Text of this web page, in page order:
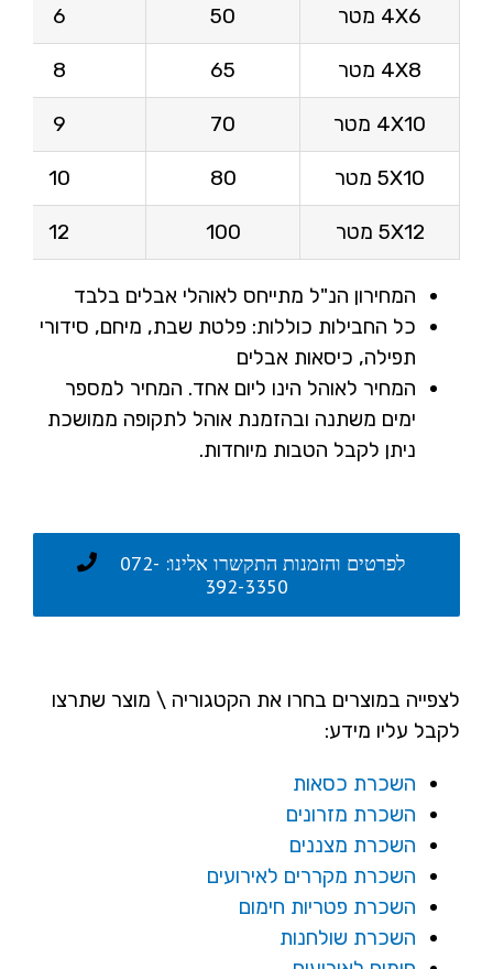
4X6 מטר 50
6
4X8 מטר 65
8
4X10 מטר 70
9
5X10 מטר 80
10
5X12 מטר 100
12
המחירון הנ"ל מתייחס לאוהלי אבלים בלבד
כל החבילות כוללות: פלטת שבת, מיחם, סידורי
תפילה, כיסאות אבלים
המחיר לאוהל הינו ליום אחד. המחיר למספר
ימים משתנה ובהזמנת אוהל לתקופה ממושכת
ניתן לקבל הטבות מיוחדות.
לפרטים והזמנות התקשרו אלינו: 072-
392-3350
לצפייה במוצרים בחרו את הקטגוריה \ מוצר שתרצו
לקבל עליו מידע:
השכרת כסאות
השכרת מזרונים
השכרת מצננים
השכרת מקררים לאירועים
השכרת פטריות חימום
השכרת שולחנות